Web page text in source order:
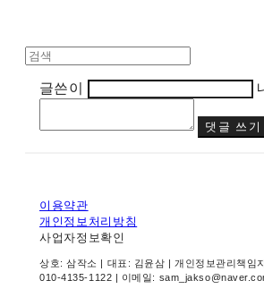
글쓴이
댓글 쓰기
이용약관
개인정보처리방침
사업자정보확인
상호: 삼작소 | 대표: 김윤삼 | 개인정보관리책임
010-4135-1122 | 이메일: